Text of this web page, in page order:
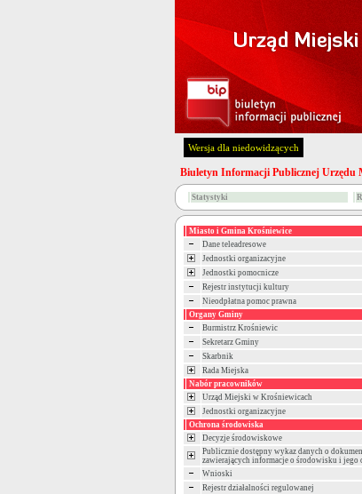
Wersja dla niedowidzących
Biuletyn Informacji Publicznej Urzędu
Statystyki
Miasto i Gmina Krośniewice
Dane teleadresowe
Jednostki organizacyjne
Jednostki pomocnicze
Rejestr instytucji kultury
Nieodpłatna pomoc prawna
Organy Gminy
Burmistrz Krośniewic
Sekretarz Gminy
Skarbnik
Rada Miejska
Nabór pracowników
Urząd Miejski w Krośniewicach
Jednostki organizacyjne
Ochrona środowiska
Decyzje środowiskowe
Publicznie dostępny wykaz danych o
zawierających informacje o środowisku i jego
Wnioski
Rejestr działalności regulowanej